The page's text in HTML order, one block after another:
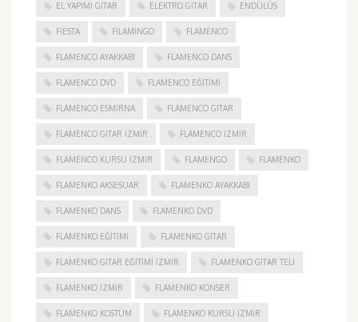
EL YAPIMI GITAR ELEKTRO GITAR ENDÜLÜS
FIESTA FILAMINGO FLAMENCO
FLAMENCO AYAKKABI FLAMENCO DANS
FLAMENCO DVD FLAMENCO EĞITIMI
FLAMENCO ESMIRNA FLAMENCO GITAR
FLAMENCO GITAR İZMIR FLAMENCO IZMIR
FLAMENCO KURSU İZMIR FLAMENGO FLAMENKO
FLAMENKO AKSESUAR FLAMENKO AYAKKABI
FLAMENKO DANS FLAMENKO DVD
FLAMENKO EĞITIMI FLAMENKO GITAR
FLAMENKO GITAR EĞITIMI İZMIR FLAMENKO GITAR TELI
FLAMENKO IZMIR FLAMENKO KONSER
FLAMENKO KOSTÜM FLAMENKO KURSU İZMIR